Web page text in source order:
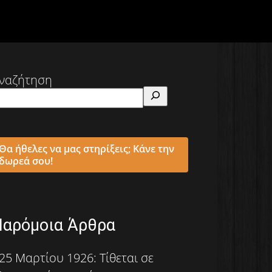
ήθελες να μας στηρίξεις; Κάνε την
σου!
Άρθρα
Μαρτίου 1926: Τίθεται σε